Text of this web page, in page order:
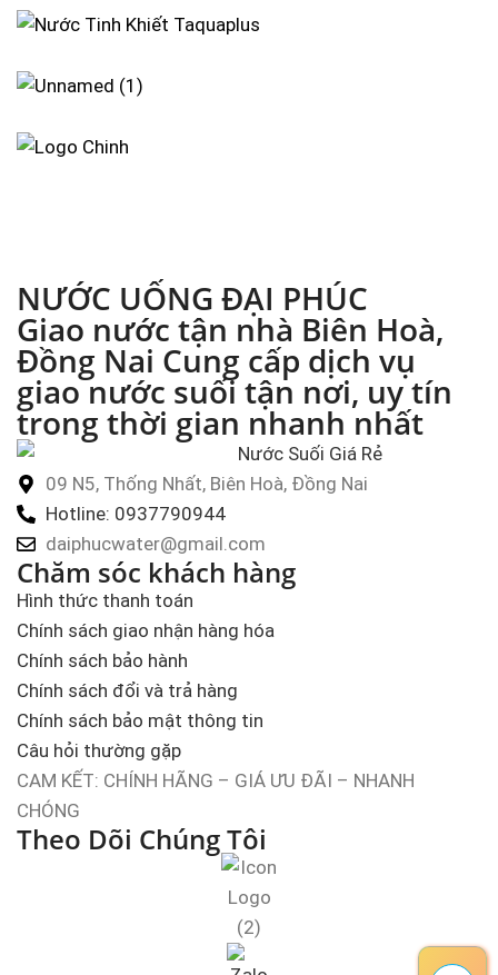
NƯỚC UỐNG ĐẠI PHÚC
Giao nước tận nhà Biên Hoà,
Đồng Nai Cung cấp dịch vụ
giao nước suối tận nơi, uy tín
trong thời gian nhanh nhất
09 N5, Thống Nhất, Biên Hoà, Đồng Nai
Hotline: 0937790944
daiphucwater@gmail.com
Chăm sóc khách hàng
Hình thức thanh toán
Chính sách giao nhận hàng hóa
Chính sách bảo hành
Chính sách đổi và trả hàng
Chính sách bảo mật thông tin
Câu hỏi thường gặp
CAM KẾT: CHÍNH HÃNG – GIÁ ƯU ĐÃI – NHANH
CHÓNG
Theo Dõi Chúng Tôi